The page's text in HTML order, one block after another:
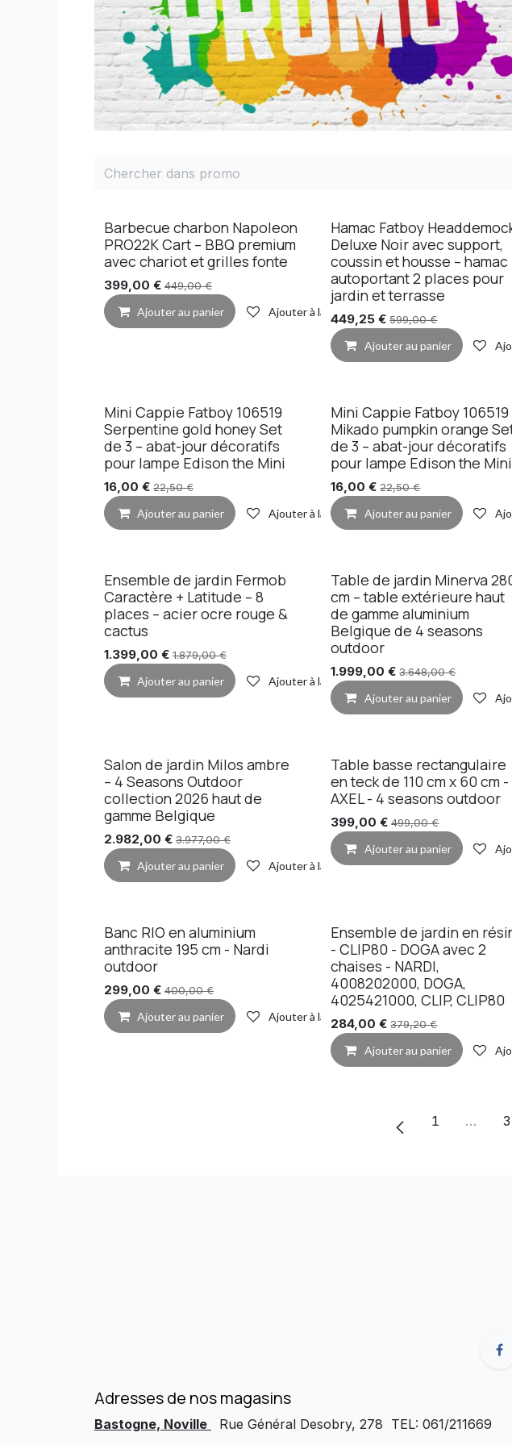
Barbecue charbon Napoleon
PRO22K Cart – BBQ premium
avec chariot et grilles fonte
399,00 € 449,00€
Ajouter au panier Ajouter à la liste de souhaits
Hamac Fatboy
Deluxe Noir avec support,
coussin et housse – hamac
autoportant 2 places pour
jardin et terrasse
449,25 € 599,00€
Ajouter au panier
Mini Cappie Fatboy 106519
Serpentine gold honey Set
de 3 – abat-jour décoratifs
pour lampe Edison the Mini
16,00 € 22,50€
Ajouter au panier Ajouter à la liste de souhaits
Mini Cappie Fatboy 106519
Mikado pumpkin orange
de 3 – abat-jour décoratifs
pour lampe Edison the Mini
16,00 € 22,50€
Ajouter au panier
Ensemble de jardin Fermob
Caractère + Latitude – 8
places – acier ocre rouge &
cactus
1.399,00 € 1.879,00€
Ajouter au panier Ajouter à la liste de souhaits
Promo
Table de jardin Minerva
cm – table extérieure haut
de gamme aluminium
Belgique de 4 seasons
outdoor
1.999,00 € 3.648,00€
Ajouter au panier
Salon de jardin Milos ambre
– 4 Seasons Outdoor
collection 2026 haut de
gamme Belgique
2.982,00 € 3.977,00€
Ajouter au panier Ajouter à la liste de souhaits
Table basse rectangulaire
en teck de 110 cm x 60 cm -
AXEL - 4 seasons outdoor
399,00 € 499,00€
Ajouter au panier
Banc RIO en aluminium
anthracite 195 cm - Nardi
outdoor
299,00 € 400,00€
Ajouter au panier Ajouter à la liste de souhaits
Ensemble de jardin en
- CLIP80 - DOGA avec 2
chaises - NARDI,
4008202000, DOGA,
4025421000, CLIP, CLIP80
284,00 € 379,20€
Ajouter au panier
1 … 3
Adresses de nos magasins
Bastogne, Noville Rue Général Desobry, 278 TEL: 061/211669